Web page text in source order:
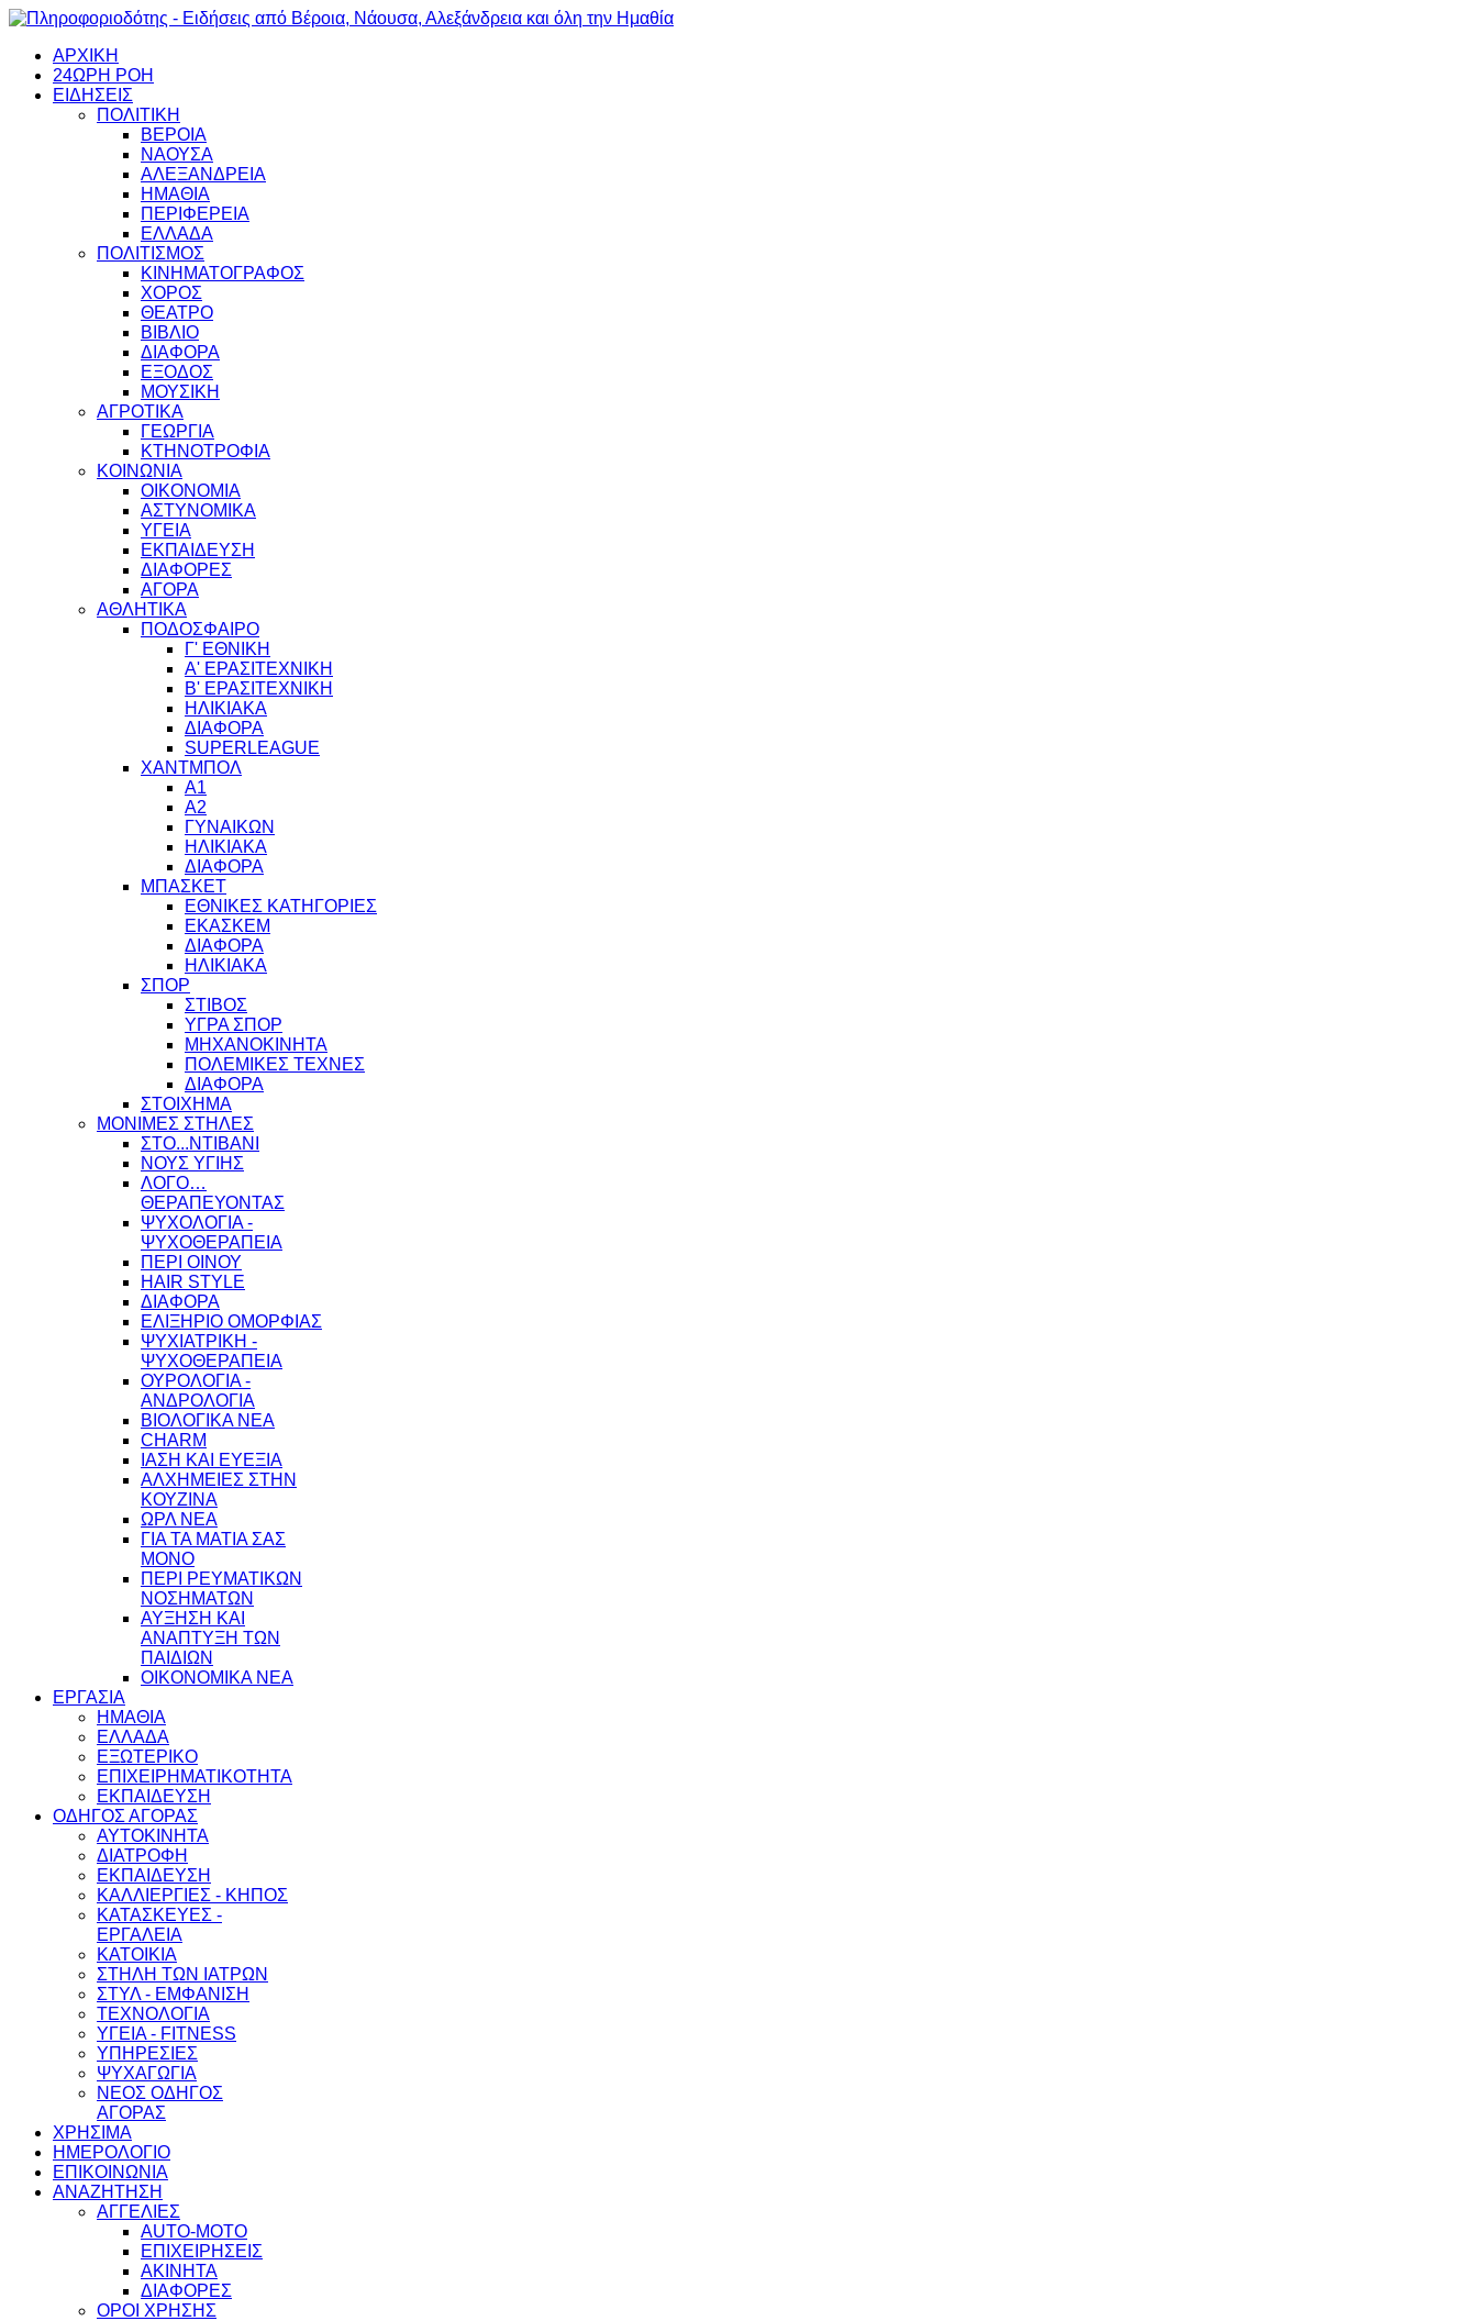
ΑΡΧΙΚΗ
24ΩΡΗ ΡΟΗ
ΕΙΔΗΣΕΙΣ
ΠΟΛΙΤΙΚΗ
ΒΕΡΟΙΑ
ΝΑΟΥΣΑ
ΑΛΕΞΑΝΔΡΕΙΑ
ΗΜΑΘΙΑ
ΠΕΡΙΦΕΡΕΙΑ
ΕΛΛΑΔΑ
ΠΟΛΙΤΙΣΜΟΣ
ΚΙΝΗΜΑΤΟΓΡΑΦΟΣ
ΧΟΡΟΣ
ΘΕΑΤΡΟ
ΒΙΒΛΙΟ
ΔΙΑΦΟΡΑ
ΕΞΟΔΟΣ
ΜΟΥΣΙΚΗ
ΑΓΡΟΤΙΚΑ
ΓΕΩΡΓΙΑ
ΚΤΗΝΟΤΡΟΦΙΑ
ΚΟΙΝΩΝΙΑ
ΟΙΚΟΝΟΜΙΑ
ΑΣΤΥΝΟΜΙΚΑ
ΥΓΕΙΑ
ΕΚΠΑΙΔΕΥΣΗ
ΔΙΑΦΟΡΕΣ
ΑΓΟΡΑ
ΑΘΛΗΤΙΚΑ
ΠΟΔΟΣΦΑΙΡΟ
Γ' ΕΘΝΙΚΗ
Α' ΕΡΑΣΙΤΕΧΝΙΚΗ
Β' ΕΡΑΣΙΤΕΧΝΙΚΗ
ΗΛΙΚΙΑΚΑ
ΔΙΑΦΟΡΑ
SUPERLEAGUE
ΧΑΝΤΜΠΟΛ
Α1
Α2
ΓΥΝΑΙΚΩΝ
ΗΛΙΚΙΑΚΑ
ΔΙΑΦΟΡΑ
ΜΠΑΣΚΕΤ
ΕΘΝΙΚΕΣ ΚΑΤΗΓΟΡΙΕΣ
ΕΚΑΣΚΕΜ
ΔΙΑΦΟΡΑ
ΗΛΙΚΙΑΚΑ
ΣΠΟΡ
ΣΤΙΒΟΣ
ΥΓΡΑ ΣΠΟΡ
ΜΗΧΑΝΟΚΙΝΗΤΑ
ΠΟΛΕΜΙΚΕΣ ΤΕΧΝΕΣ
ΔΙΑΦΟΡΑ
ΣΤΟΙΧΗΜΑ
ΜΟΝΙΜΕΣ ΣΤΗΛΕΣ
ΣΤΟ...ΝΤΙΒΑΝΙ
ΝΟΥΣ ΥΓΙΗΣ
ΛΟΓΟ…
ΘΕΡΑΠΕΥΟΝΤΑΣ
ΨΥΧΟΛΟΓΙΑ -
ΨΥΧΟΘΕΡΑΠΕΙΑ
ΠΕΡΙ ΟΙΝΟΥ
HAIR STYLE
ΔΙΑΦΟΡΑ
ΕΛΙΞΗΡΙΟ ΟΜΟΡΦΙΑΣ
ΨΥΧΙΑΤΡΙΚΗ -
ΨΥΧΟΘΕΡΑΠΕΙΑ
ΟΥΡΟΛΟΓΙΑ -
ΑΝΔΡΟΛΟΓΙΑ
ΒΙΟΛΟΓΙΚΑ ΝΕΑ
CHARM
ΙΑΣΗ ΚΑΙ ΕΥΕΞΙΑ
ΑΛΧΗΜΕΙΕΣ ΣΤΗΝ
ΚΟΥΖΙΝΑ
ΩΡΛ ΝEA
ΓΙΑ ΤΑ ΜΑΤΙΑ ΣΑΣ
ΜΟΝΟ
ΠΕΡΙ ΡΕΥΜΑΤΙΚΩΝ
ΝΟΣΗΜΑΤΩΝ
ΑΥΞΗΣΗ ΚΑΙ
ΑΝΑΠΤΥΞΗ ΤΩΝ
ΠΑΙΔΙΩΝ
ΟΙΚΟΝΟΜΙΚΑ ΝΕΑ
ΕΡΓΑΣΙΑ
ΗΜΑΘΙΑ
ΕΛΛΑΔΑ
ΕΞΩΤΕΡΙΚΟ
ΕΠΙΧΕΙΡΗΜΑΤΙΚΟΤΗΤΑ
ΕΚΠΑΙΔΕΥΣΗ
ΟΔΗΓΟΣ ΑΓΟΡΑΣ
ΑΥΤΟΚΙΝΗΤΑ
ΔΙΑΤΡΟΦΗ
ΕΚΠΑΙΔΕΥΣΗ
ΚΑΛΛΙΕΡΓΙΕΣ - ΚΗΠΟΣ
ΚΑΤΑΣΚΕΥΕΣ -
ΕΡΓΑΛΕΙΑ
ΚΑΤΟΙΚΙΑ
ΣΤΗΛΗ ΤΩΝ ΙΑΤΡΩΝ
ΣΤΥΛ - ΕΜΦΑΝΙΣΗ
ΤΕΧΝΟΛΟΓΙΑ
ΥΓΕΙΑ - FITNESS
ΥΠΗΡΕΣΙΕΣ
ΨΥΧΑΓΩΓΙΑ
ΝΕΟΣ ΟΔΗΓΟΣ
ΑΓΟΡΑΣ
ΧΡΗΣΙΜΑ
ΗΜΕΡΟΛΟΓΙΟ
ΕΠΙΚΟΙΝΩΝΙΑ
ΑΝΑΖΗΤΗΣΗ
ΑΓΓΕΛΙΕΣ
AUTO-MOTO
ΕΠΙΧΕΙΡΗΣΕΙΣ
ΑΚΙΝΗΤΑ
ΔΙΑΦΟΡΕΣ
ΟΡΟΙ ΧΡΗΣΗΣ